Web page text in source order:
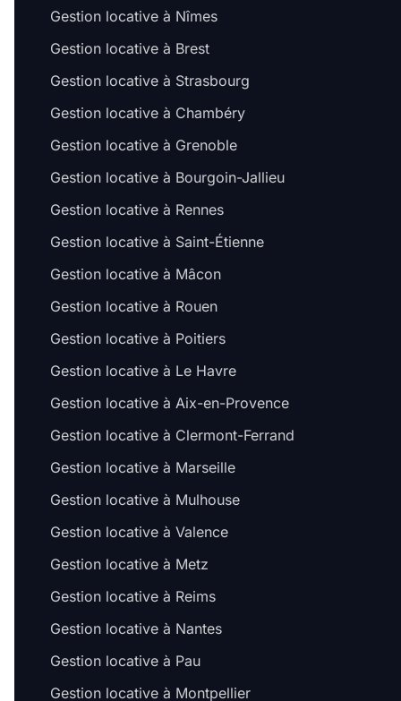
Gestion locative à Nîmes
Gestion locative à Brest
Gestion locative à Strasbourg
Gestion locative à Chambéry
Gestion locative à Grenoble
Gestion locative à Bourgoin-Jallieu
Gestion locative à Rennes
Gestion locative à Saint-Étienne
Gestion locative à Mâcon
Gestion locative à Rouen
Gestion locative à Poitiers
Gestion locative à Le Havre
Gestion locative à Aix-en-Provence
Gestion locative à Clermont-Ferrand
Gestion locative à Marseille
Gestion locative à Mulhouse
Gestion locative à Valence
Gestion locative à Metz
Gestion locative à Reims
Gestion locative à Nantes
Gestion locative à Pau
Gestion locative à Montpellier